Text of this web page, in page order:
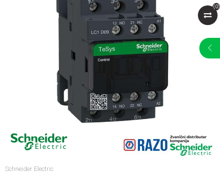
(0)
Schneider Electric